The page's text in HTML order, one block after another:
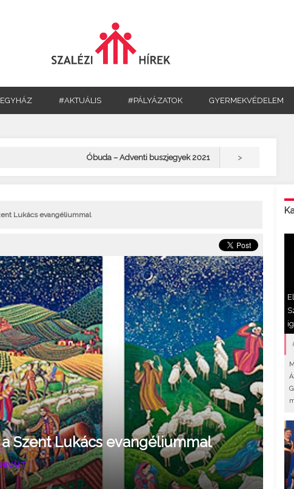
#AKTUÁLIS #PÁLYÁZATOK GYERMEKVÉDELEM
Óbuda – Adventi buszjegyek 2021 >
Lukács evangéliummal
Szent Lukács evangéliummal